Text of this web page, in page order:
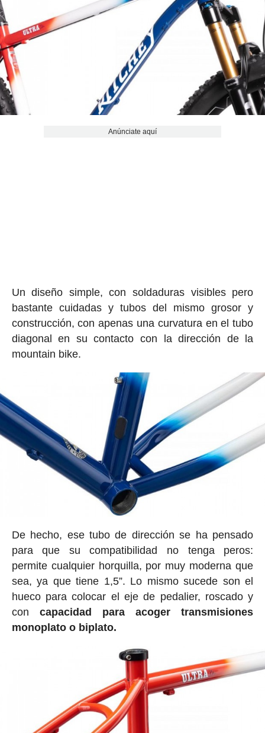
Anúnciate aquí
Un diseño simple, con soldaduras visibles pero
bastante cuidadas y tubos del mismo grosor y
construcción, con apenas una curvatura en el tubo
diagonal en su contacto con la dirección de la
mountain bike.
De hecho, ese tubo de dirección se ha pensado
para que su compatibilidad no tenga peros:
permite cualquier horquilla, por muy moderna que
sea, ya que tiene 1,5”. Lo mismo sucede son el
hueco para colocar el eje de pedalier, roscado y
con capacidad para acoger transmisiones
monoplato o biplato.